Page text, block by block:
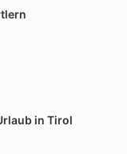
in Tirol